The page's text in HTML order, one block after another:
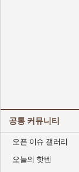
공통 커뮤니티
오픈 이슈 갤러리
오늘의 핫벤